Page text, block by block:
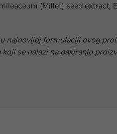
(Millet) seed extract,
najnovijoj formulaciji ovog
se nalazi na pakiranju